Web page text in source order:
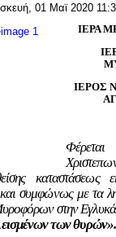
01 Μαϊ 2020
ΙΕΡΑ
ΙΕΡΟΣ
καταστάσεως
συμφώνως με τα
στην
των θυρών».